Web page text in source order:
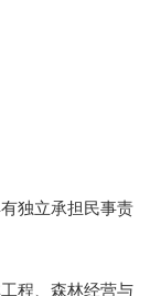
独立承担民事责
程、森林经营与